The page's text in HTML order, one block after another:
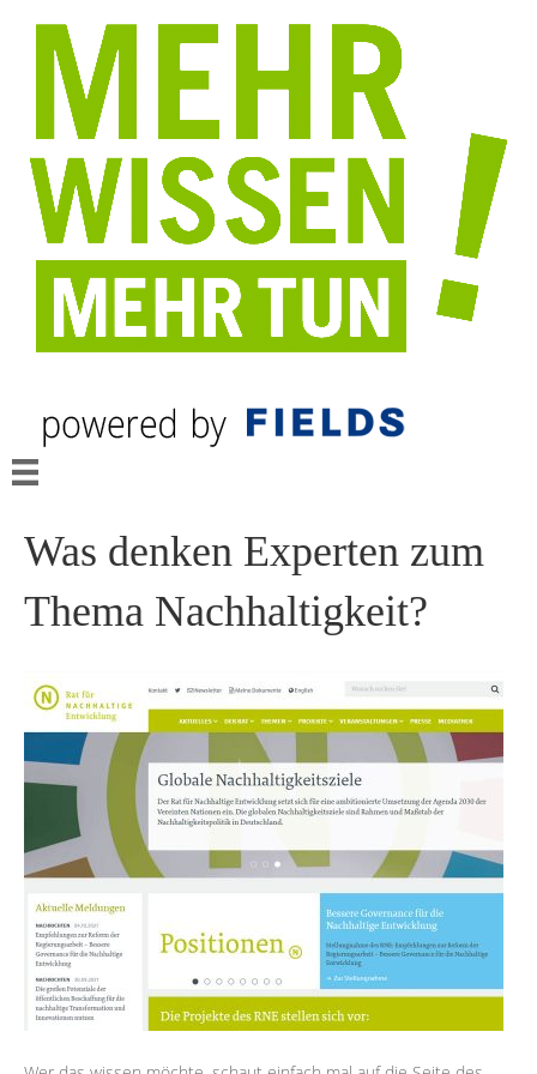
Was denken Experten zum
Thema Nachhaltigkeit?